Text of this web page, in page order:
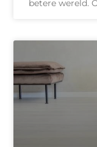
betere wereld.